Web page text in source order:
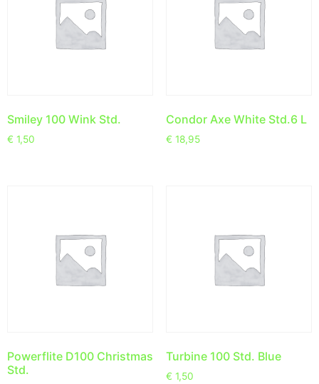
Smiley 100 Wink Std.
€ 1,50
Condor Axe White Std.6 L
€ 18,95
Powerflite D100 Christmas
Std.
Turbine 100 Std. Blue
€ 1,50